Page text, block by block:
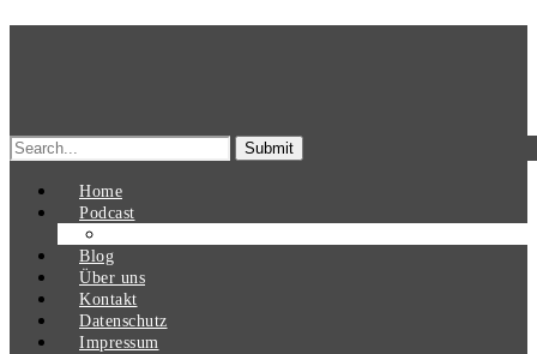
Search
for:
Home
Podcast
Blog
Über uns
Kontakt
Datenschutz
Impressum